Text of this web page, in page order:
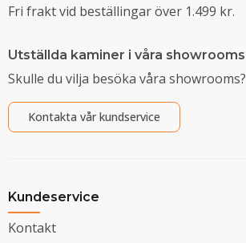
Fri frakt vid beställingar över 1.499 kr.
Utställda kaminer i våra showrooms
Skulle du vilja besöka våra showrooms?
Kontakta vår kundservice
Kundeservice
Kontakt